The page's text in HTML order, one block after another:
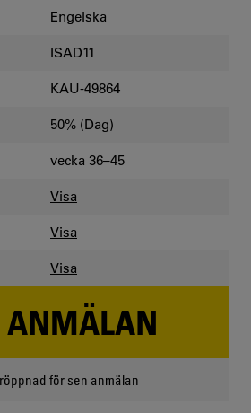
Engelska
ISAD11
KAU-49864
50% (Dag)
vecka 36–45
Visa
Visa
Visa
ANMÄLAN
för sen anmälan